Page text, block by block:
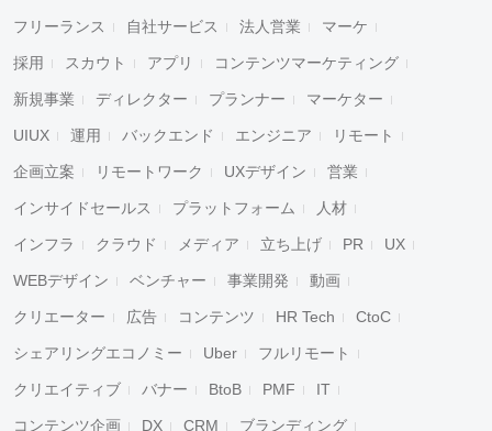
フリーランス 自社サービス 法人営業 マーケ
採用 スカウト アプリ コンテンツマーケティング
新規事業 ディレクター プランナー マーケター
UIUX 運用 バックエンド エンジニア リモート
企画立案 リモートワーク UXデザイン 営業
インサイドセールス プラットフォーム 人材
インフラ クラウド メディア 立ち上げ PR UX
WEBデザイン ベンチャー 事業開発 動画
クリエーター 広告 コンテンツ HR Tech CtoC
シェアリングエコノミー Uber フルリモート
クリエイティブ バナー BtoB PMF IT
コンテンツ企画 DX CRM ブランディング